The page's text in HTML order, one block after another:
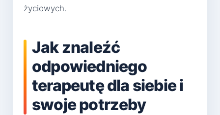
życiowych.
Jak znaleźć
odpowiedniego
terapeutę dla siebie i
swoje potrzeby